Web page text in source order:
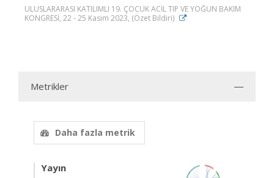
ULUSLARARASI KATILIMLI 19. ÇOCUK ACİL TIP VE YOĞUN BAKIM
KONGRESİ, 22 - 25 Kasım 2023, (Özet Bildiri)
Metrikler
Daha fazla metrik
Yayın